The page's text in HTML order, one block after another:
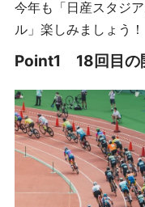
今年も「日産スタジ
ル」楽しみましょう！
Point1 18回目 の